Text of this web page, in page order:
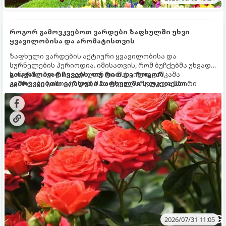
როგორ გამოვკვებოთ ვარდები ზაფხულში უხვი
ყვავილობისა და არომატისთვის
ზაფხული ვარდების აქტიური ყვავილობისა და
სურნელების პერიოდია. იმისათვის, რომ ბუჩქებმა უხვად,
ხანგრძლივად იყვავილონ და მსხვილი, კაშკაშა
კვირტები გამოიტანონ, მათ რეგულარული და სწორი
გამოკვება სჭირდებათ. ზაფხულის პერიოდში მცენარის
მოთხოვნილებები იცვლება, ამიტომ მნიშვნელოვანია
ვიცოდეთ, რომელი სასუქები გამოიყენება ამ დროს.
გთავაზობთ რჩევებს, თუ რით და როგორ
გამოვკვებოთ ვარდები ზაფხულში საუკეთესო
შედეგის მისაღწევად:
2026/07/31 11:05